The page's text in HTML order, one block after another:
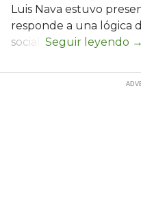
Luis Nava estuvo
responde a una lógica
social: